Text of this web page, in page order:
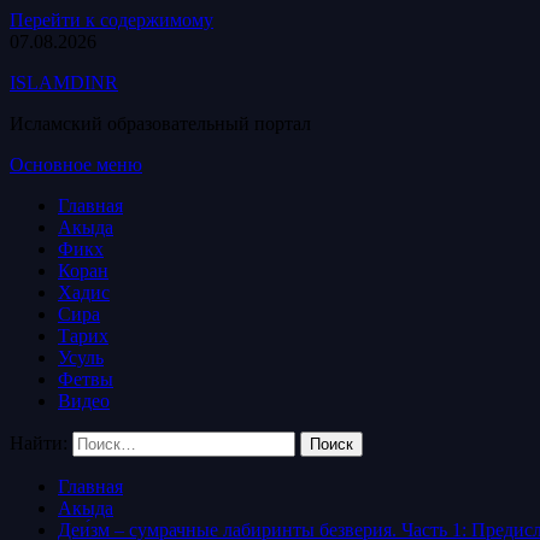
Перейти к содержимому
07.08.2026
ISLAMDINR
Исламский образовательный портал
Основное меню
Главная
Акыда
Фикх
Коран
Хадис
Сира
Тарих
Усуль
Фетвы
Видео
Найти:
Главная
Акыда
Деи́зм – сумрачные лабиринты безверия. Часть 1: